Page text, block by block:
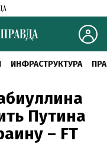
ИНФРАСТРУКТУРА
Путина
– FT